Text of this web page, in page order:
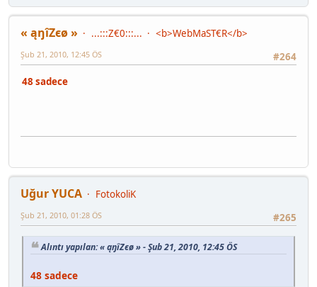
« ąŋîZєø » ...:::Z€0:::...
<b>WebMaST€R</b>
#264
Şub 21, 2010, 12:45 ÖS
48 sadece
Uğur YUCA
FotokoliK
#265
Şub 21, 2010, 01:28 ÖS
Alıntı yapılan: « ąŋîZєø » - Şub 21, 2010, 12:45 ÖS
48 sadece